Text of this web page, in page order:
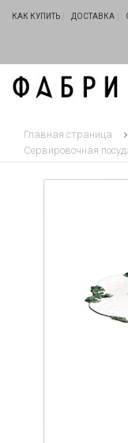
КАК КУПИТЬ ДОСТАВКА
Главная страница
Сервировочная